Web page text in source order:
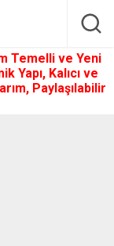
Temelli ve Yeni
Yapı, Kalıcı ve
Paylaşılabilir